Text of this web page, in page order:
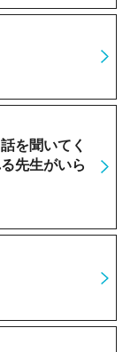
を聞いてく
先生がいら